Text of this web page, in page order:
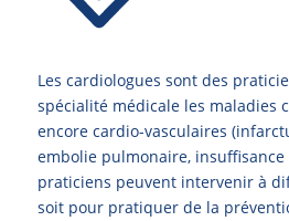
Les cardiologues sont des
spécialité médicale les maladies
encore cardio-vasculaires
embolie pulmonaire, insuffisance
praticiens peuvent intervenir à
soit pour pratiquer de la